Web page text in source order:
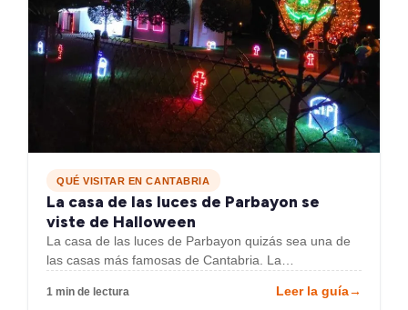
QUÉ VISITAR EN CANTABRIA
La casa de las luces de Parbayon se
viste de Halloween
La casa de las luces de Parbayon quizás sea una de
las casas más famosas de Cantabria. La…
1 min de lectura Leer la guía→